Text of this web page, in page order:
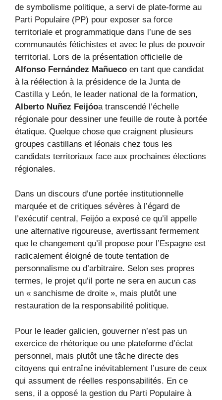
de symbolisme politique, a servi de plate-forme au
Parti Populaire (PP) pour exposer sa force
territoriale et programmatique dans l’une de ses
communautés fétichistes et avec le plus de pouvoir
territorial. Lors de la présentation officielle de
Alfonso Fernández Mañueco en tant que candidat
à la réélection à la présidence de la Junta de
Castilla y León, le leader national de la formation,
Alberto Nuñez Feijóoa transcendé l’échelle
régionale pour dessiner une feuille de route à portée
étatique. Quelque chose que craignent plusieurs
groupes castillans et léonais chez tous les
candidats territoriaux face aux prochaines élections
régionales.
Dans un discours d’une portée institutionnelle
marquée et de critiques sévères à l’égard de
l’exécutif central, Feijóo a exposé ce qu’il appelle
une alternative rigoureuse, avertissant fermement
que le changement qu’il propose pour l’Espagne est
radicalement éloigné de toute tentation de
personnalisme ou d’arbitraire. Selon ses propres
termes, le projet qu’il porte ne sera en aucun cas
un « sanchisme de droite », mais plutôt une
restauration de la responsabilité politique.
Pour le leader galicien, gouverner n’est pas un
exercice de rhétorique ou une plateforme d’éclat
personnel, mais plutôt une tâche directe des
citoyens qui entraîne inévitablement l’usure de ceux
qui assument de réelles responsabilités. En ce
sens, il a opposé la gestion du Parti Populaire à